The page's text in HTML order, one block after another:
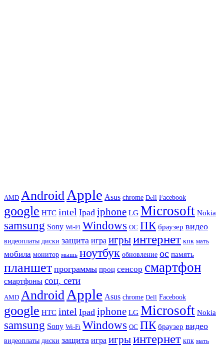
AMD Android Apple Asus chrome Dell Facebook
google HTC intel Ipad iphone LG Microsoft Nokia
samsung Sony Wi-Fi Windows ОС ПК браузер видео
видеоплаты диски защита игра игрыинтернет кпк мать
мобила монитор мышь ноутбук обновление ос память
планшет программы проц сенсор смартфон
смартфоны соц. сети
AMD Android Apple Asus chrome Dell Facebook
google HTC intel Ipad iphone LG Microsoft Nokia
samsung Sony Wi-Fi Windows ОС ПК браузер видео
видеоплаты диски защита игра игрыинтернет кпк мать